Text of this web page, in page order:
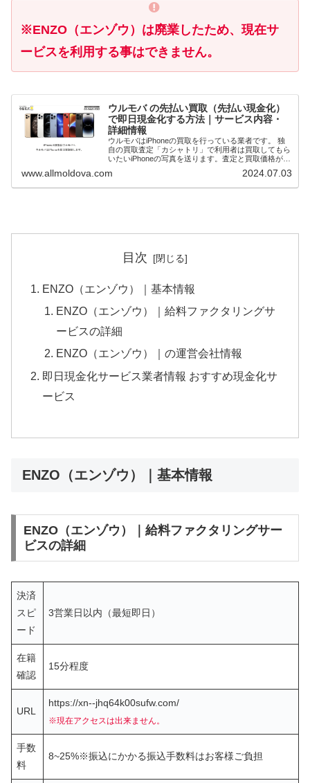
※ENZO（エンゾウ）は廃業したため、現在サ
ービスを利用する事はできません。
ウルモバ の先払い買取（先払い現金化）
で即日現金化する方法｜サービス内容・
詳細情報
ウルモバはiPhoneの買取を行っている業者です。 独
自の買取査定「カシャトリ」で利用者は買取してもら
いたいiPhoneの写真を送ります。査定と買取価格が確
定次第先払いで現金買取してもらうことで即日現金化
（最短20分）が可能です。 本記事で...
www.allmoldova.com 2024.07.03
目次
ENZO（エンゾウ）｜基本情報
ENZO（エンゾウ）｜給料ファクタリングサ
ービスの詳細
ENZO（エンゾウ）｜の運営会社情報
即日現金化サービス業者情報 おすすめ現金化サ
ービス
ENZO（エンゾウ）｜基本情報
ENZO（エンゾウ）｜給料ファクタリングサー
ビスの詳細
決済
スピ
ード
3営業日以内（最短即日）
在籍
確認
15分程度
URL
https://xn--jhq64k00sufw.com/
※現在アクセスは出来ません。
手数
料
8~25%※振込にかかる振込手数料はお客様ご負担